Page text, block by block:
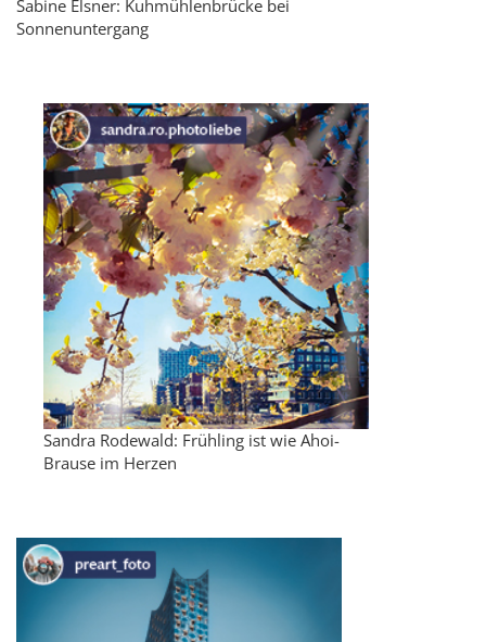
Sabine Elsner: Kuhmühlenbrücke bei
Sonnenuntergang
Sandra Rodewald: Frühling ist wie Ahoi-
Brause im Herzen